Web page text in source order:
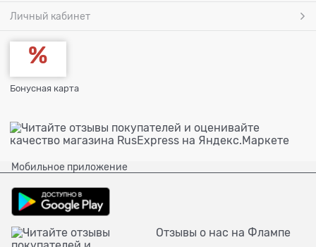
Личный кабинет
Бонусная карта
Мобильное приложение
Отзывы о нас на Флампе